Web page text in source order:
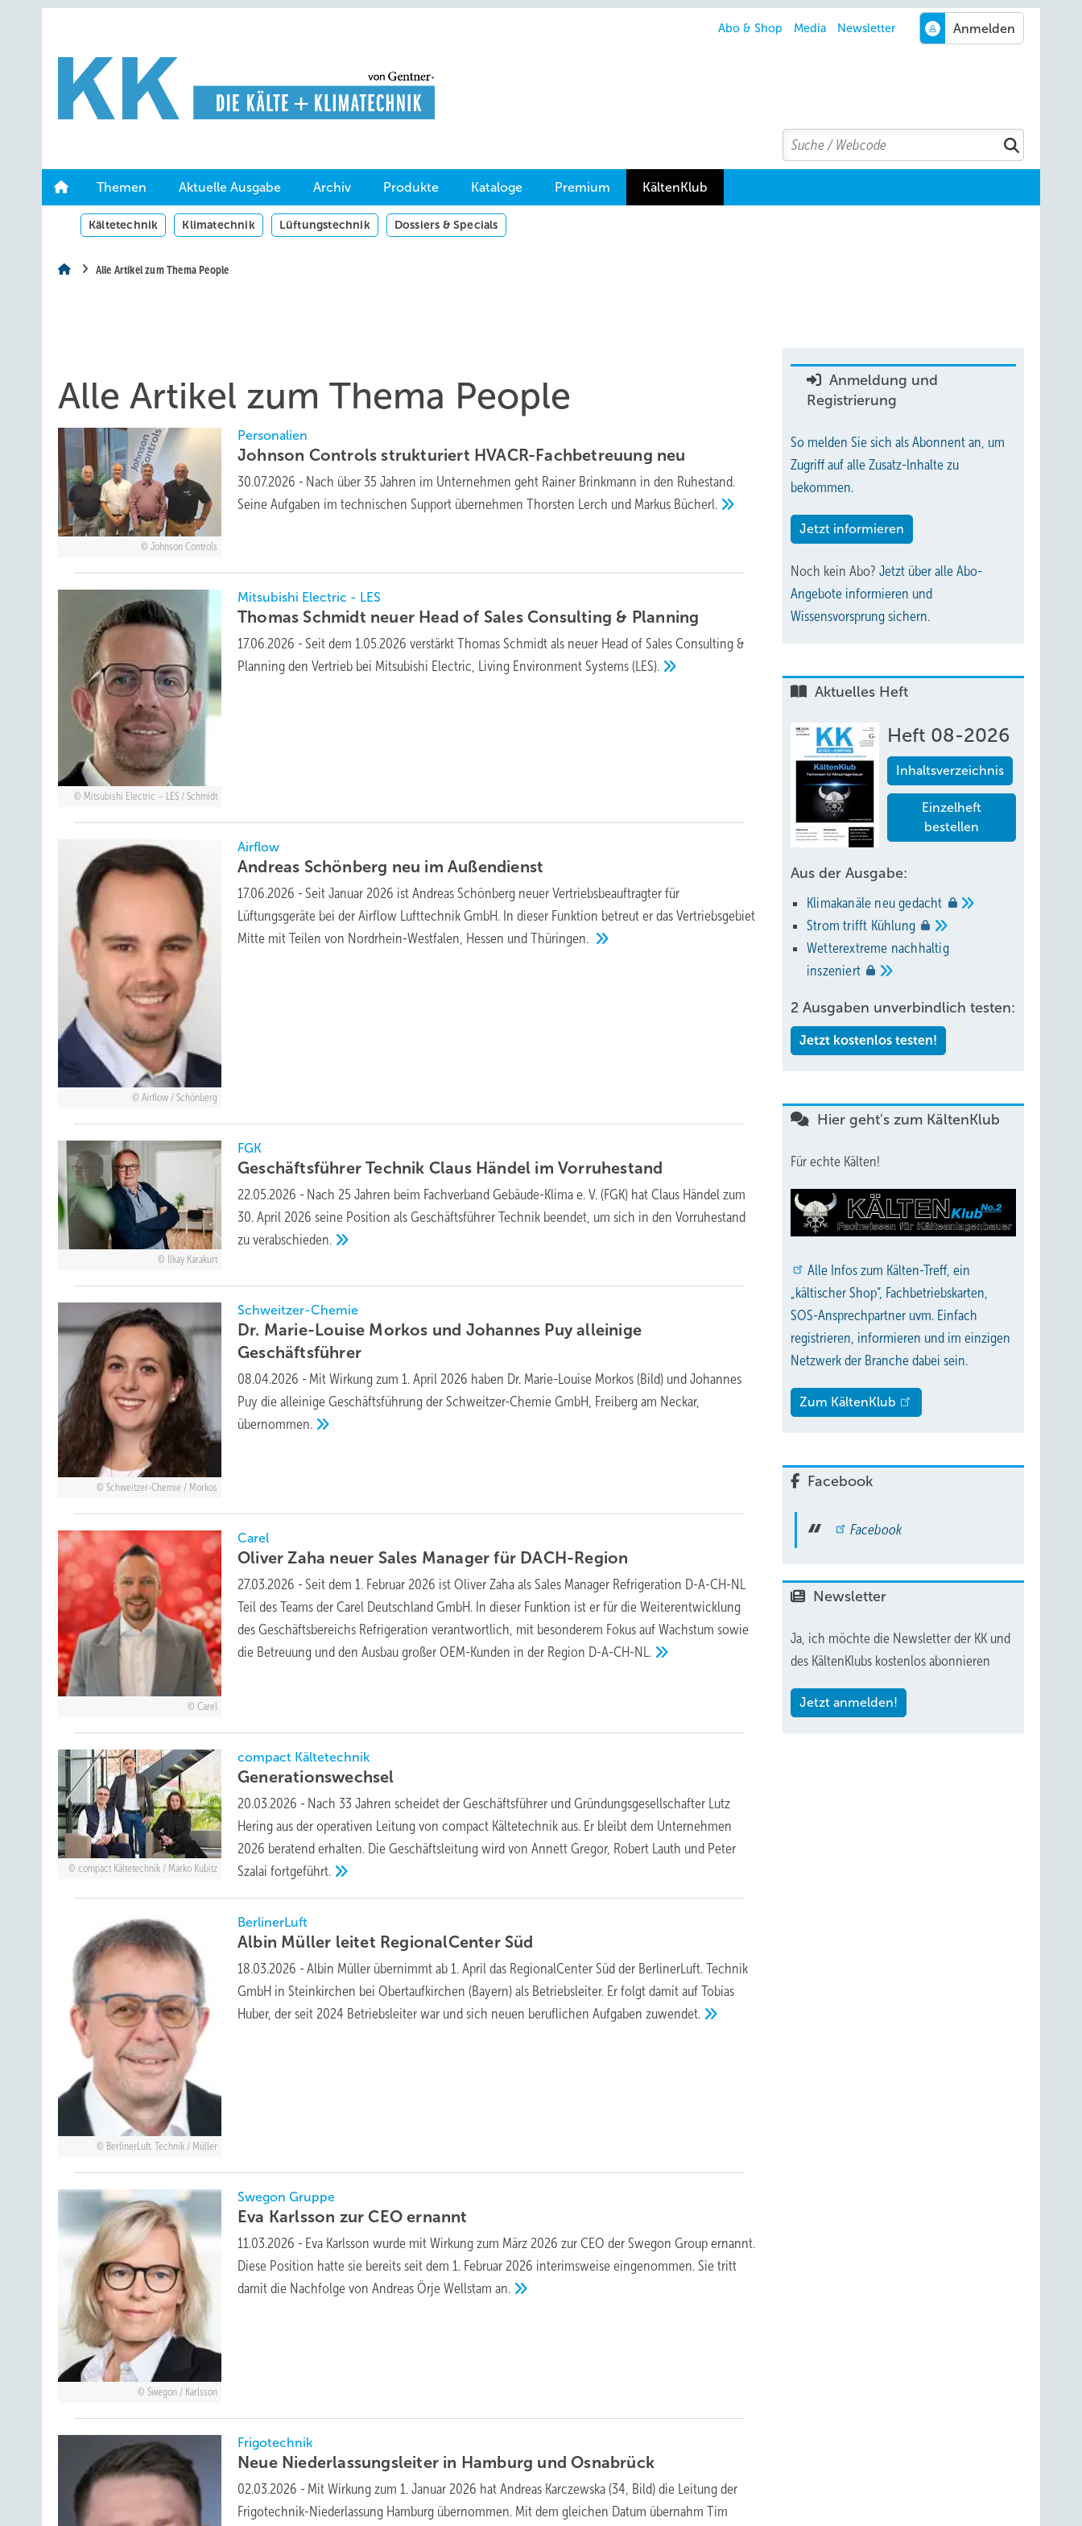
Hauptinhalt
Hauptmenü
Abo & Shop Media Newsletter
Search
Suchen
Themen Aktuelle Ausgabe Archiv Produkte Kataloge Premium KältenKlub
Kältetechnik Klimatechnik Lüftungstechnik Dossiers & Specials
Alle Artikel zum Thema People
Alle Artikel zum Thema People
Johnson Controls
Personalien
Johnson Controls struk­tu­riert HVACR-Fach­be­treu­ung neu
30.07.2026 - Nach über 35 Jahren im Unternehmen geht Rainer Brinkmann in den Ruhestand.
Seine Aufgaben im technischen Support übernehmen Thorsten Lerch und Markus Bücherl.
Mitsubishi Electric – LES / Schmidt
Mitsubishi Electric - LES
Thomas Schmidt neuer Head of Sales Consulting & Planning
17.06.2026 - Seit dem 1.05.2026 verstärkt Thomas Schmidt als neuer Head of Sales Consulting &
Planning den Vertrieb bei Mitsubishi Electric, Living Environment Systems(LES).
Airflow / Schönberg
Airflow
Andreas Schönberg neu imAußendienst
17.06.2026 - Seit Januar 2026 ist Andreas Schönberg neuer Vertriebsbeauftragter für
Lüftungsgeräte bei der Airflow Lufttechnik GmbH. In dieser Funktion betreut er das Vertriebsgebiet
Mitte mit Teilen von Nordrhein-Westfalen, Hessen undThüringen.
Ilkay Karakurt
FGK
Geschäftsführer Technik Claus Händel imVorruhestand
22.05.2026 - Nach 25 Jahren beim Fachverband Gebäude-Klima e. V. (FGK) hat Claus Händel zum
30. April 2026 seine Position als Geschäftsführer Technik beendet, um sich in den Vorruhestand
zuverabschieden.
Schweitzer-Chemie / Morkos
Schweitzer-Chemie
Dr. Marie-Louise Morkos und Johannes Puy alleinige
Geschäftsführer
08.04.2026 - Mit Wirkung zum 1. April 2026 haben Dr. Marie-Louise Morkos (Bild) und Johannes
Puy die alleinige Geschäftsführung der Schweitzer-Chemie GmbH, Freiberg am Neckar,
übernommen.
Carel
Carel
Oliver Zaha neuer Sales Manager für DACH-Region
27.03.2026 - Seit dem 1. Februar 2026 ist Oliver Zaha als Sales Manager Refrigeration D-A-CH-NL
Teil des Teams der Carel Deutschland GmbH. In dieser Funktion ist er für die Weiterentwicklung
des Geschäftsbereichs Refrigeration verantwortlich, mit besonderem Fokus auf Wachstum sowie
die Betreuung und den Ausbau großer OEM-Kunden in der Region D-A-CH-NL.
compact Kältetechnik / Marko Kubitz
compact Kältetechnik
Generationswechsel
20.03.2026 - Nach 33 Jahren scheidet der Geschäftsführer und Gründungsgesellschafter Lutz
Hering aus der operativen Leitung von compact Kältetechnik aus. Er bleibt dem Unternehmen
2026 beratend erhalten. Die Geschäftsleitung wird von Annett Gregor, Robert Lauth und Peter
Szalaifortgeführt.
BerlinerLuft. Technik / Müller
BerlinerLuft
Albin Müller leitet RegionalCenter Süd
18.03.2026 - Albin Müller übernimmt ab 1. April das RegionalCenter Süd der BerlinerLuft. Technik
GmbH in Steinkirchen bei Obertaufkirchen (Bayern) als Betriebsleiter. Er folgt damit auf Tobias
Huber, der seit 2024 Betriebsleiter war und sich neuen beruflichen Aufgabenzuwendet.
Swegon / Karlsson
Swegon Gruppe
Eva Karlsson zur CEOernannt
11.03.2026 - Eva Karlsson wurde mit Wirkung zum März 2026 zur CEO der Swegon Group ernannt.
Diese Position hatte sie bereits seit dem 1. Februar 2026 interimsweise eingenommen. Sie tritt
damit die Nachfolge von Andreas Örje Wellstaman.
Frigotechnik
Neue Niederlassungsleiter in Hamburg undOsnabrück
02.03.2026 - Mit Wirkung zum 1. Januar 2026 hat Andreas Karczewska (34, Bild) die Leitung der
Frigotechnik-Niederlassung Hamburg übernommen. Mit dem gleichen Datum übernahm Tim
Anmeldung und
Registrierung
So melden Sie sich als Abonnent an, um
Zugriff auf alle Zusatz-Inhalte zu
bekommen.
Jetzt informieren
Noch kein Abo? Jetzt über alle Abo-
Angebote informieren und
Wissensvorsprung sichern.
Aktuelles Heft
Heft 08-2026
Inhaltsverzeichnis
Einzelheft
bestellen
Aus der Ausgabe:
Klimakanäle neugedacht
Strom trifft Kühlung
Wetterextreme nachhaltig
inszeniert
2 Ausgaben unverbindlich testen:
Jetzt kostenlos testen!
Hier geht's zum KältenKlub
Für echte Kälten!
Alle Infos zum Kälten-Treff, ein
„kältischer Shop“, Fachbetriebskarten,
SOS-Ansprechpartner uvm. Einfach
registrieren, informieren und im einzigen
Netzwerk der Branche dabei sein.
Zum KältenKlub
Facebook
Facebook
Newsletter
Ja, ich möchte die Newsletter der KK und
des KältenKlubs kostenlos abonnieren
Jetzt anmelden!